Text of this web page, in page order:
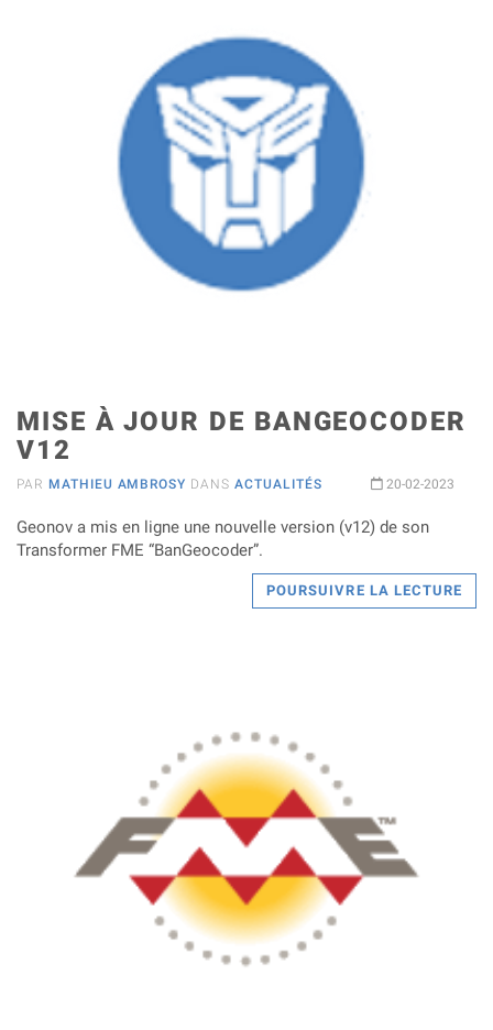
MISE À JOUR DE BANGEOCODER
V12
PAR MATHIEU AMBROSY DANSACTUALITÉS 20-02-2023
Geonov a mis en ligne une nouvelle version (v12) de son
Transformer FME “BanGeocoder”.
POURSUIVRE LA LECTURE